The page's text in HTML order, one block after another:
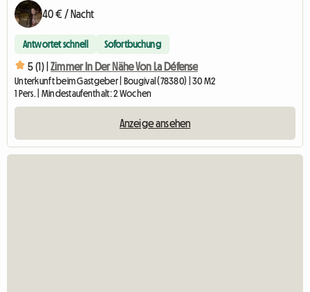
40 € / Nacht
Antwortet schnell Sofortbuchung
5 (1) | Zimmer In Der Nähe Von La Défense
Unterkunft beim Gastgeber | Bougival (78380) | 30 M2
1 Pers. | Mindestaufenthalt: 2 Wochen
Anzeige ansehen